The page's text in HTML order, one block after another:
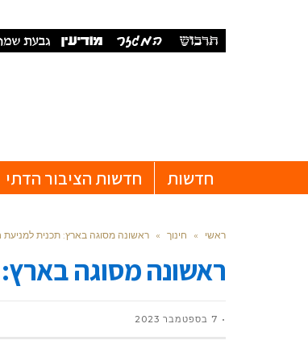
חדשות חדשות הציבור הדתי
ראשי » חינוך » ראשונה מסוגה בארץ: תכנית למניעת
ראשונה מסוגה
7 בספטמבר 2023